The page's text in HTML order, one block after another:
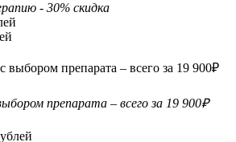
- 30% скидка
препарата – всего за 19 900₽